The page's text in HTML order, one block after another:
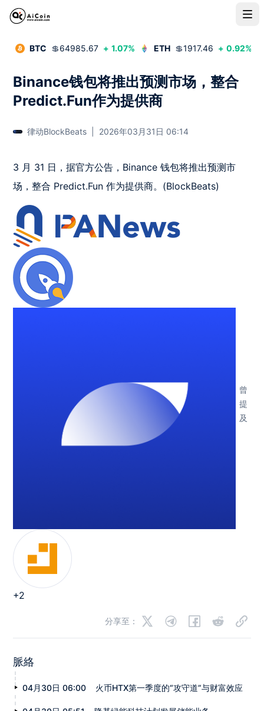
BTC 💲64985.67 + 1.07% ETH 💲1917.46 + 0.92%
Binance钱包将推出预测市场，整合
Predict.Fun作为提供商
律动BlockBeats 2026年03月31日 06:14
3 月 31 日，据官方公告，Binance 钱包将推出预测市
场，整合 Predict.Fun 作为提供商。(BlockBeats)
+2
曾
提
及
分享至：
脈絡
04月30日 06:00 火币HTX第一季度的“攻守道”与财富效应